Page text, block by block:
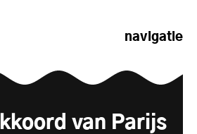
navigatie
van Parijs